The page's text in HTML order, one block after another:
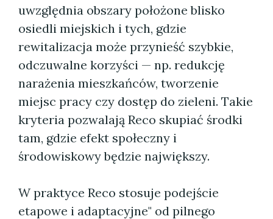
uwzględnia obszary położone blisko
osiedli miejskich i tych, gdzie
rewitalizacja może przynieść szybkie,
odczuwalne korzyści — np. redukcję
narażenia mieszkańców, tworzenie
miejsc pracy czy dostęp do zieleni. Takie
kryteria pozwalają Reco skupiać środki
tam, gdzie efekt społeczny i
środowiskowy będzie największy.
W praktyce Reco stosuje podejście
etapowe i adaptacyjne" od pilnego